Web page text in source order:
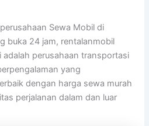
Sewa Mobil di
buka 24 jam, rentalanmobil
adalah perusahaan transportasi
yang
dengan harga sewa murah
perjalanan dalam dan luar